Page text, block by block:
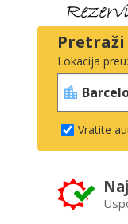
Lokacija
Vratite